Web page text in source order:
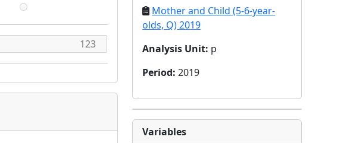
Mother and Child (5-6-year-
olds, Q) 2019
Analysis Unit: p
Period:2019
Variables